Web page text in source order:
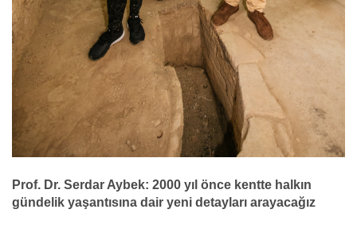
Prof. Dr. Serdar Aybek: 2000 yıl önce kentte halkın
gündelik yaşantısına dair yeni detayları arayacağız